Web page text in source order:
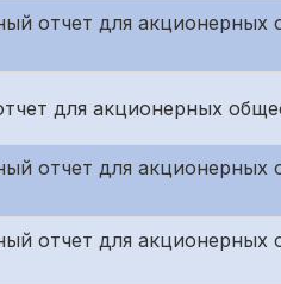
отчет для акционерных
для акционерных
отчет для
отчет для акционерных